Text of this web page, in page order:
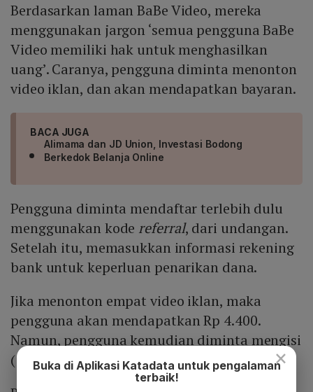
Berdasarkan laman BaBe Video, mereka
menggunakan jargon ‘semua pengguna BaBe
Video memiliki hak untuk menghasilkan
uang’. Caranya, pengguna diminta menonton
video iklan, dan akan mendapatkan bayaran.
BACA JUGA
Alimama dan JD Union, Investasi Bodong
Berkedok Belanja Online
Pengguna diminta mendaftar terlebih dulu
menggunakan kode referral, dari undangan.
Setelah itu, memasukkan informasi rekening
bank untuk keperluan penarikan dana.
Jika menonton empat video iklan, maka
pengguna akan mendapatkan Rp 4.400.
Namun, pengguna kemudian diminta mengisi
(top up) saldo Rp 65 ribu.
×
Buka di Aplikasi Katadata untuk pengalaman
terbaik!